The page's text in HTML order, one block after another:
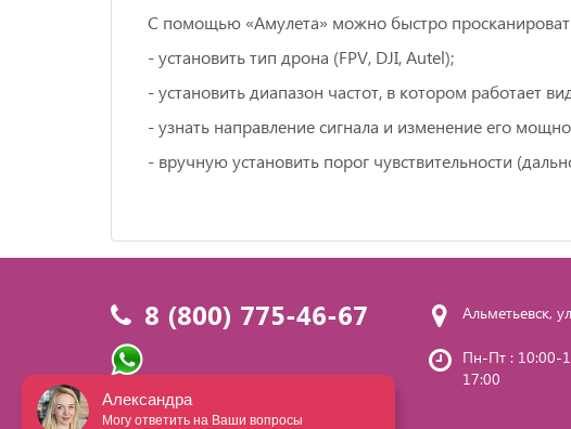
С помощью «Амулета» можно быстро
- установить тип дрона (FРV, DJI, Аutеl);
- установить диапазон частот, в котором работает
- узнать направление сигнала и изменение его
- вручную установить порог чувствительности
8 (800) 775-46-67
Написать нам
Альметьевск,
Пн-Пт : 10:00-
17:00
Александра
Могу ответить на Ваши вопросы